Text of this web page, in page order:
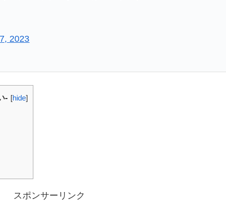
2023
- [hide]
スポンサーリンク